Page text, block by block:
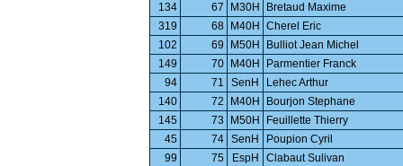
134
67 M30H
Bretaud Maxime
319
68 M40H
Cherel Eric
102
69 M50H
Bulliot Jean Michel
149
70 M40H
Parmentier Franck
94
71 SenH
Lehec Arthur
140
72 M40H
Bourjon Stephane
145
73 M50H
Feuillette Thierry
45
74 SenH
Poupion Cyril
99
75 EspH
Clabaut Sulivan